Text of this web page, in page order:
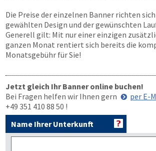
Die Preise der einzelnen Banner richten
gewählten Design und der gewünschten
Generell gilt: Mit nur einer einzigen
ganzen Monat rentiert sich bereits die
Monatsgebühr für Sie!
Jetzt gleich Ihr Banner online buchen!
Bei Fragen helfen wir Ihnen gern
per E-
+49 351 410 88 50 !
Name Ihrer Unterkunft